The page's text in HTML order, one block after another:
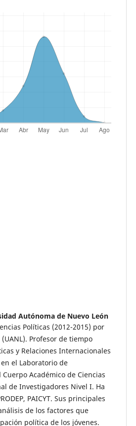
Autónoma de Nuevo León
Políticas (2012-2015) por
Profesor de tiempo
y Relaciones Internacionales
el Laboratorio de
Académico de Ciencias
de Investigadores Nivel I. Ha
PAICYT. Sus principales
de los factores que
política de los jóvenes.